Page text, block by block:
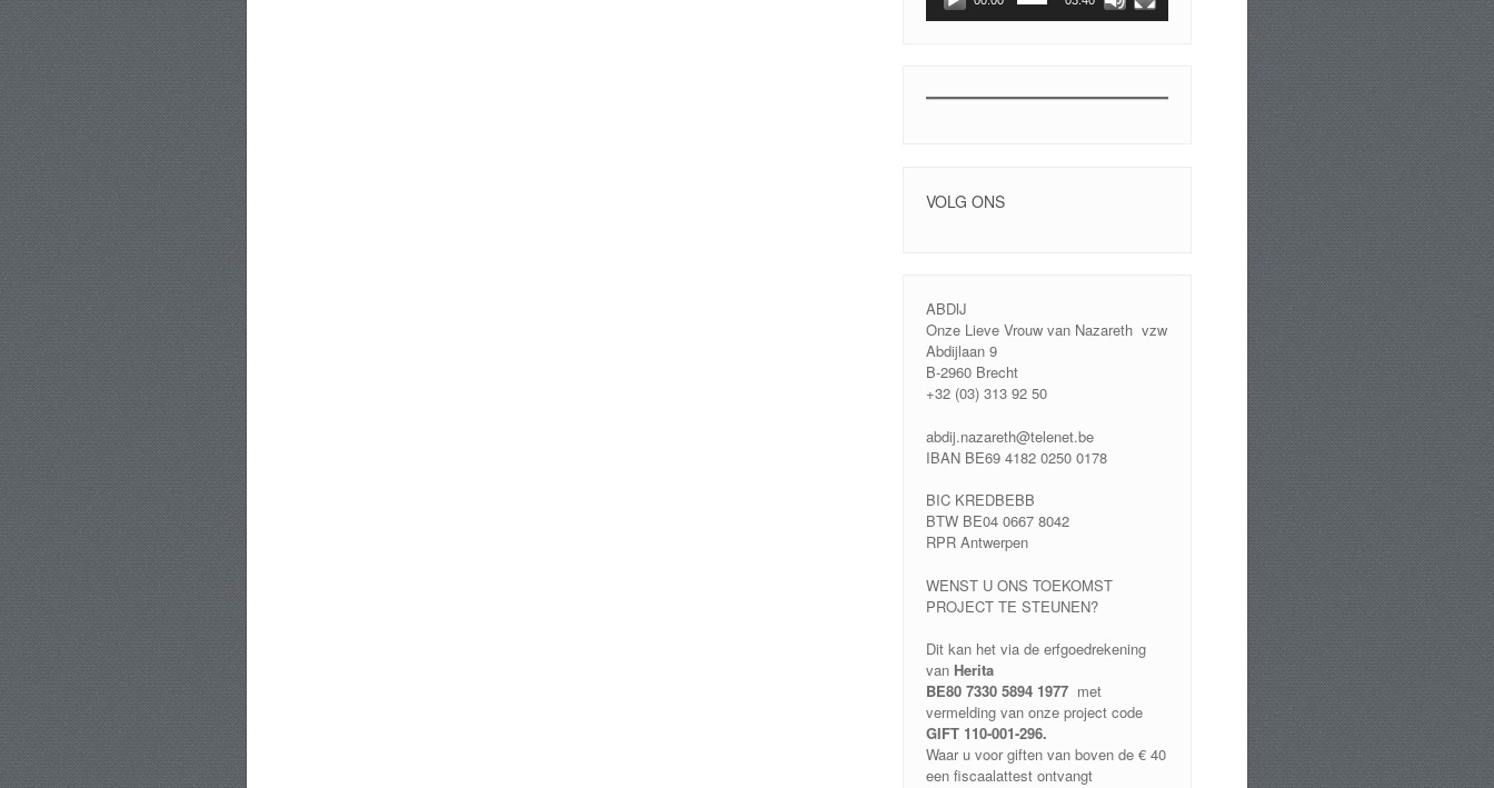
VOLG ONS
ABDIJ
Onze Lieve Vrouw van Nazareth vzw
Abdijlaan 9
B-2960 Brecht
+32 (03) 313 92 50
abdij.nazareth@telenet.be
IBAN BE69 4182 0250 0178
BIC KREDBEBB
BTW BE04 0667 8042
RPR Antwerpen
WENST U ONS TOEKOMST
PROJECT TE STEUNEN?
Dit kan het via de erfgoedrekening
van Herita
BE80 7330 5894 1977 met
vermelding van onze project code
GIFT 110-001-296.
Waar u voor giften van boven de € 40
een fiscaalattest ontvangt